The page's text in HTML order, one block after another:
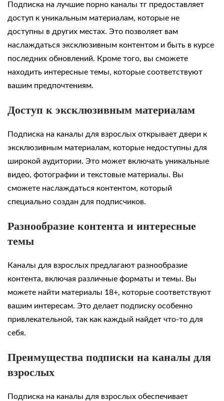
Подписка на лучшие порно каналы тг предоставляет
доступ к уникальным материалам, которые не
доступны в других местах. Это позволяет вам
наслаждаться эксклюзивным контентом и быть в курсе
последних обновлений. Кроме того, вы сможете
находить интересные темы, которые соответствуют
вашим предпочтениям.
Доступ к эксклюзивным материалам
Подписка на каналы для взрослых открывает двери к
эксклюзивным материалам, которые недоступны для
широкой аудитории. Это может включать уникальные
видео, фотографии и текстовые материалы. Вы
сможете наслаждаться контентом, который
специально создан для подписчиков.
Разнообразие контента и интересные
темы
Каналы для взрослых предлагают разнообразие
контента, включая различные форматы и темы. Вы
можете найти материалы 18+, которые соответствуют
вашим интересам. Это делает подписку особенно
привлекательной, так как каждый найдет что-то для
себя.
Преимущества подписки на каналы для
взрослых
Подписка на каналы для взрослых обеспечивает